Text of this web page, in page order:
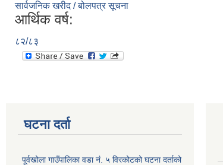
सार्वजनिक खरीद / बोलपत्र सूचना
आर्थिक वर्ष:
८२/८३
घटना दर्ता
पूर्वखोला गाउँपालिका वडा नं. ५ विरकोटको घटना दर्ताको